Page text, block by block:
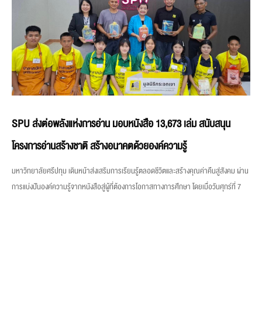
SPU ส่งต่อพลังแห่งการอ่าน มอบหนังสือ 13,673 เล่ม สนับสนุน
โครงการอ่านสร้างชาติ สร้างอนาคตด้วยองค์ความรู้
มหาวิทยาลัยศรีปทุม เดินหน้าส่งเสริมการเรียนรู้ตลอดชีวิตและสร้างคุณค่าคืนสู่สังคม ผ่าน
การแบ่งปันองค์ความรู้จากหนังสือสู่ผู้ที่ต้องการโอกาสทางการศึกษา โดยเมื่อวันศุกร์ที่ 7